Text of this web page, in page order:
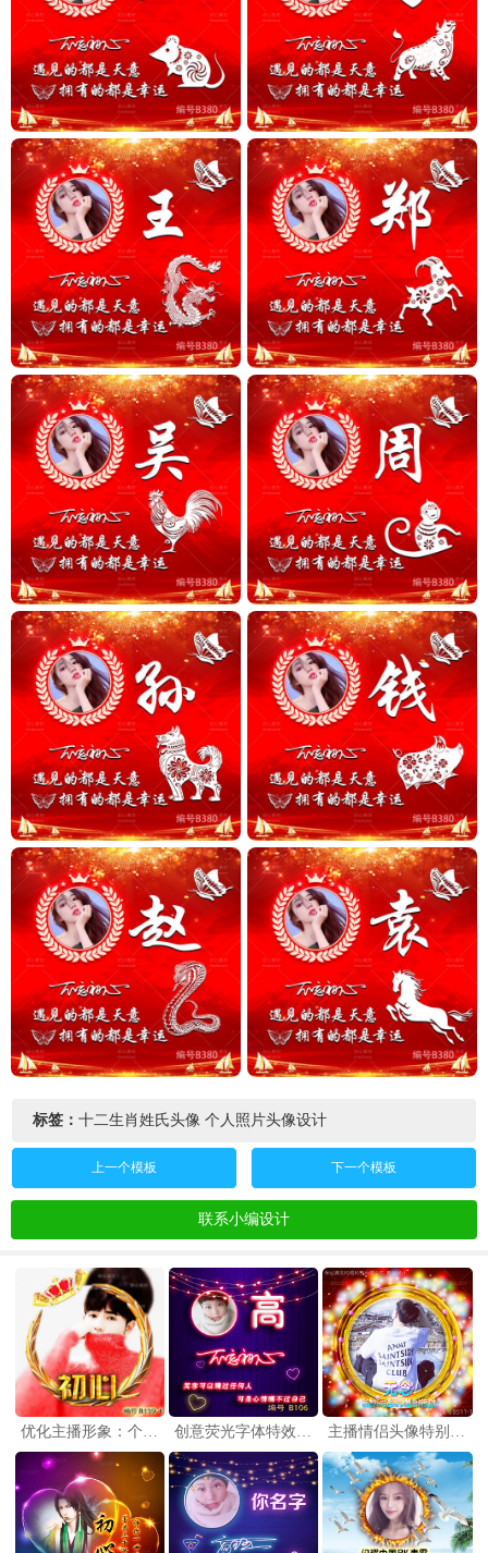
标签： 十二生肖姓氏头像 个人照片头像设计
上一个模板 下一个模板
联系小编设计
优化主播形象：个性画中画皇冠头像，打造独特直播魅力 创意荧光字体特效微信头像定制，轻松添加个人照片，打造炫酷个性 主播情侣头像特别好看的，故笙、无念所有文字可修改